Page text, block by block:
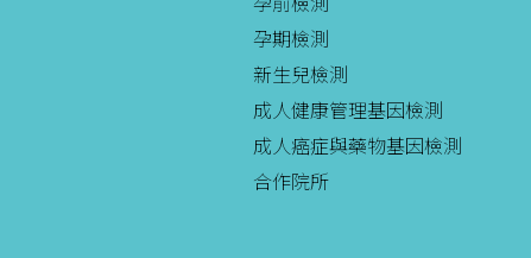
孕期檢測
新生兒檢測
成人健康管理基因檢測
成人癌症與藥物基因檢測
合作院所